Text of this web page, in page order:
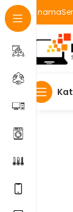
O nama